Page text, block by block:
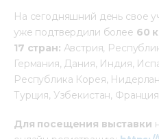
На сегодняшний день свое
уже подтвердили более 60
17 стран: Австрия,
Германия, Дания, Индия,
Республика Корея,
Турция, Узбекистан,
Для посещения выставки